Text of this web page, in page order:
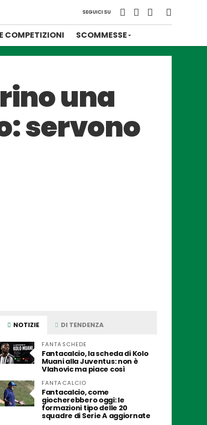
SEGUICI SU
COMPETIZIONI SCOMMESSE
una
servono
NOTIZIE DI TENDENZA
FANTASCHEDE
Fantacalcio, la scheda di Kolo
Muani alla Juventus: non è
Vlahovic ma piace così
FANTACALCIO
Fantacalcio, come
giocherebbero oggi: le
formazioni tipo delle 20
squadre di Serie A aggiornate